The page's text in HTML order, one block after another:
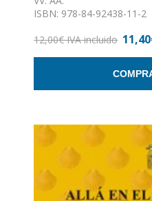
ISBN: 978-84-92438-11-2
Nº de páginas: 363
12,00€ IVA incluido